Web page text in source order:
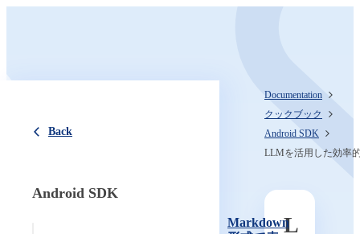
Back
Android SDK
Documentation
クックブック
Android SDK
LLMを活用した効率
MarkdownL